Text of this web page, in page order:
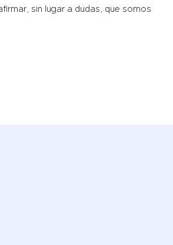
sin lugar a dudas, que somos